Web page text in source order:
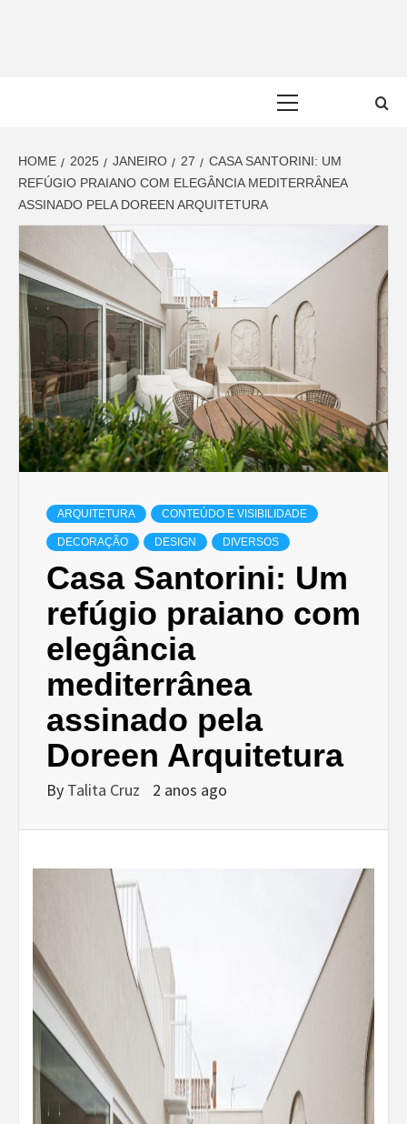
HOME 2025 JANEIRO 27
CASA SANTORINI: UM
REFÚGIO PRAIANO COM ELEGÂNCIA MEDITERRÂNEA
ASSINADO PELA DOREEN ARQUITETURA
ARQUITETURA CONTEÚDO E VISIBILIDADE
DECORAÇÃO DESIGN DIVERSOS
Casa Santorini: Um
refúgio praiano com
elegância
mediterrânea
assinado pela
Doreen Arquitetura
By Talita Cruz 2 anos ago